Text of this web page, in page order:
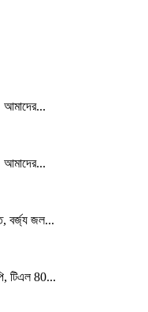
আমাদের...
আমাদের...
বর্জ্য জল...
টিএল 80...